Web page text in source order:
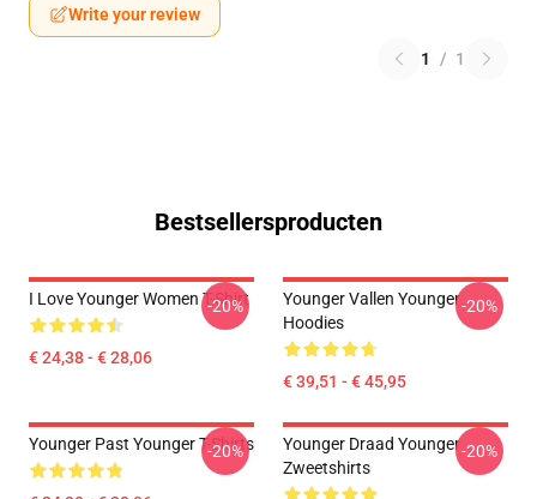
Write your review
1 / 1
Bestsellersproducten
I Love Younger Women T-Shirt
€ 24,38 - € 28,06
-20%
Younger Vallen Younger
Hoodies
€ 39,51 - € 45,95
-20%
Younger Past Younger T-Shirts
-20%
Younger Draad Younger
Zweetshirts
-20%